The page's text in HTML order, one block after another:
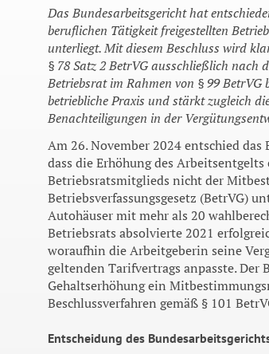
Das Bundesarbeitsgericht hat
beruflichen Tätigkeit freigestellten
unterliegt. Mit diesem Beschluss wird
§ 78 Satz 2 BetrVG ausschließlich nach
Betriebsrat im Rahmen von § 99
betriebliche Praxis und stärkt zugleich
Benachteiligungen in der
Am 26. November 2024 entschied das
dass die Erhöhung des
Betriebsratsmitglieds nicht der
Betriebsverfassungsgesetz (BetrVG)
Autohäuser mit mehr als 20
Betriebsrats absolvierte 2021
woraufhin die Arbeitgeberin seine
geltenden Tarifvertrags anpasste. Der
Gehaltserhöhung ein
Beschlussverfahren gemäß § 101
Entscheidung des